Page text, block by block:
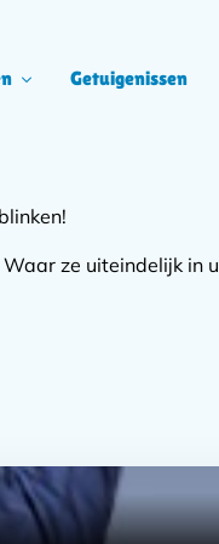
Getuigenissen
ze uiteindelijk in